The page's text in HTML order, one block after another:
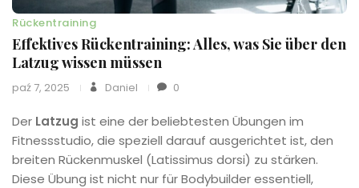
Rückentraining
Effektives Rückentraining: Alles, was Sie über den
Latzug wissen müssen
paź 7, 2025 Daniel 0
Der Latzug ist eine der beliebtesten Übungen im
Fitnessstudio, die speziell darauf ausgerichtet ist, den
breiten Rückenmuskel (Latissimus dorsi) zu stärken.
Diese Übung ist nicht nur für Bodybuilder essentiell,